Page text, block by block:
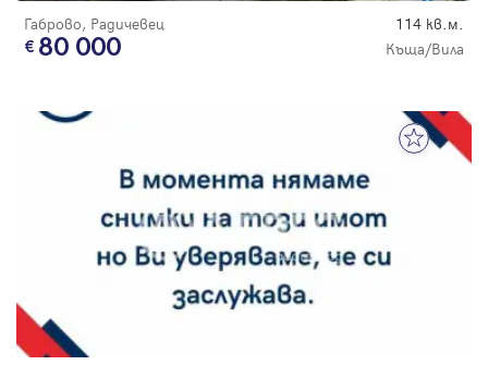
Габрово, Радичевец 114 кв.м.
80 000 Къща/Вила